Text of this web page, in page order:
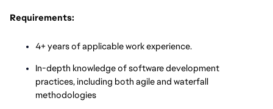
Requirements:
4+ years of applicable work experience.
In-depth knowledge of software development
practices, including both agile and waterfall
methodologies